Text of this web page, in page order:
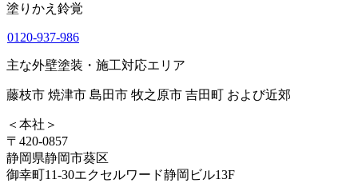
塗りかえ鈴覚
0120-937-986
主な外壁塗装・施工対応エリア
藤枝市 焼津市 島田市 牧之原市 吉田町 および近郊
＜本社＞
〒420-0857
静岡県静岡市葵区
御幸町11-30エクセルワード静岡ビル13F